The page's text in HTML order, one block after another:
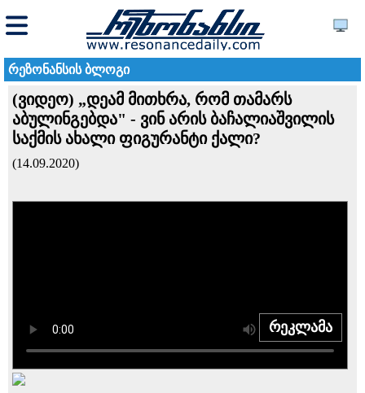
რეზონანსის ბლოგი
(ვიდეო) „დეამ მითხრა, რომ თამარს
აბულინგებდა" - ვინ არის ბაჩალიაშვილის
საქმის ახალი ფიგურანტი ქალი?
(14.09.2020)
რეკლამა